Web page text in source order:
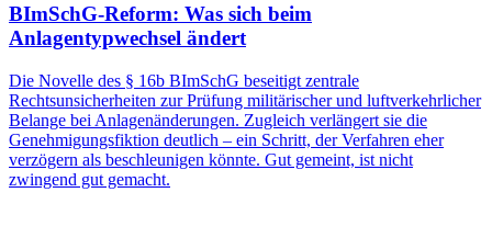
BImSchG-Reform: Was sich beim
Anlagentypwechsel ändert
Die Novelle des § 16b BImSchG beseitigt zentrale
Rechtsunsicherheiten zur Prüfung militärischer und luftverkehrlicher
Belange bei Anlagenänderungen. Zugleich verlängert sie die
Genehmigungsfiktion deutlich – ein Schritt, der Verfahren eher
verzögern als beschleunigen könnte. Gut gemeint, ist nicht
zwingend gut gemacht.